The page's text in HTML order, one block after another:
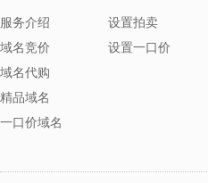
服务介绍
域名竞价
域名代购
精品域名
一口价域名
设置拍卖
设置一口价